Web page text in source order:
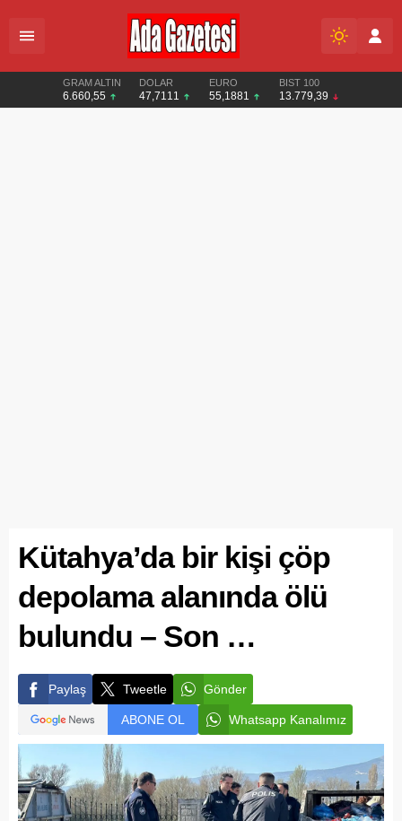
GRAM ALTIN
6.660,55
DOLAR
47,7111
EURO
55,1881
BIST 100
13.779,39
Kütahya’da bir kişi çöp
depolama alanında ölü
bulundu – Son …
Paylaş Tweetle Gönder
ABONE OL Whatsapp Kanalımız